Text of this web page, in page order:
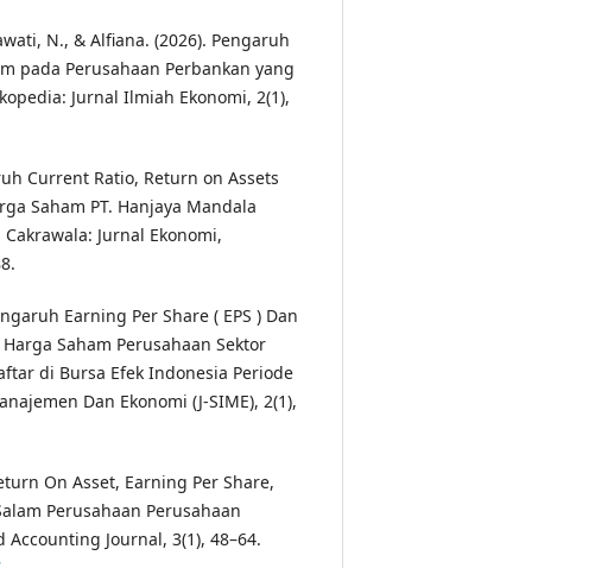
N., & Alfiana. (2026). Pengaruh
pada Perusahaan Perbankan yang
Jurnal Ilmiah Ekonomi, 2(1),
Current Ratio, Return on Assets
Saham PT. Hanjaya Mandala
Jurnal Ekonomi,
Earning Per Share ( EPS ) Dan
Saham Perusahaan Sektor
di Bursa Efek Indonesia Periode
Dan Ekonomi (J-SIME), 2(1),
On Asset, Earning Per Share,
Perusahaan Perusahaan
Journal, 3(1), 48–64.